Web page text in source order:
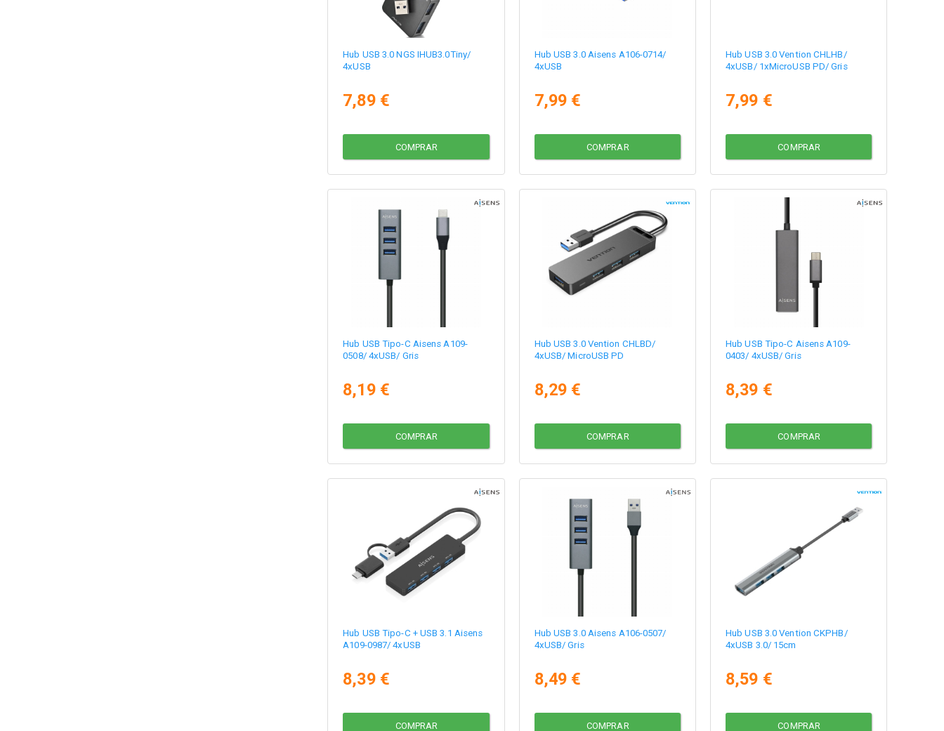
Hub USB 3.0 NGS IHUB3.0Tiny/
4xUSB
7,89 €
COMPRAR
Hub USB 3.0 Aisens A106-0714/
4xUSB
7,99 €
COMPRAR
Hub USB 3.0 Vention CHLHB/
4xUSB/ 1xMicroUSB PD/ Gris
7,99 €
COMPRAR
Hub USB Tipo-C Aisens A109-
0508/ 4xUSB/ Gris
8,19 €
COMPRAR
Hub USB 3.0 Vention CHLBD/
4xUSB/ MicroUSB PD
8,29 €
COMPRAR
Hub USB Tipo-C Aisens A109-
0403/ 4xUSB/ Gris
8,39 €
COMPRAR
Hub USB Tipo-C + USB 3.1 Aisens
A109-0987/ 4xUSB
8,39 €
COMPRAR
Hub USB 3.0 Aisens A106-0507/
4xUSB/ Gris
8,49 €
COMPRAR
Hub USB 3.0 Vention CKPHB/
4xUSB 3.0/ 15cm
8,59 €
COMPRAR